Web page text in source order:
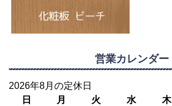
営業カレンダー
2026年8月の定休日
日
月 火 水 木